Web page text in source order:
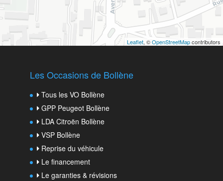
Leaflet, ©OpenStreetMapcontributors
Les Occasions de Bollène
Tous les VO Bollène
GPP Peugeot Bollène
LDA Citroën Bollène
VSP Bollène
Reprise du véhicule
Le financement
Le garanties & révisions